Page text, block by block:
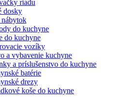
riadu
dosky
do kuchyne
do kuchyne
vozíky
a vybavenie kuchyne
a príslušenstvo do kuchyne
batérie
drezy
koše do kuchyne